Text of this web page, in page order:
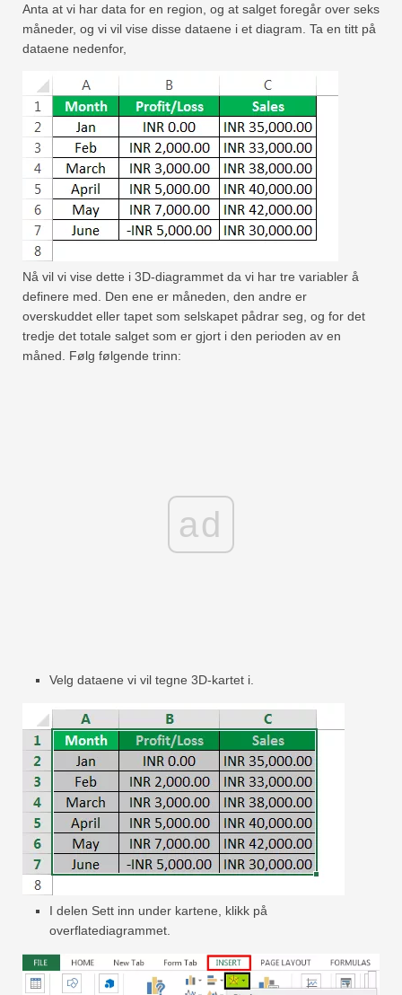
Anta at vi har data for en region, og at salget foregår over seks
måneder, og vi vil vise disse dataene i et diagram. Ta en titt på
dataene nedenfor,
Nå vil vi vise dette i 3D-diagrammet da vi har tre variabler å
definere med. Den ene er måneden, den andre er
overskuddet eller tapet som selskapet pådrar seg, og for det
tredje det totale salget som er gjort i den perioden av en
måned. Følg følgende trinn:
ad
Velg dataene vi vil tegne 3D-kartet i.
I delen Sett inn under kartene, klikk på
overflatediagrammet.